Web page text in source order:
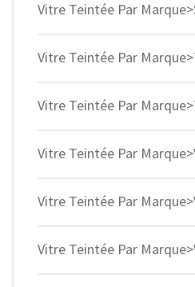
Vitre Teintée Par
Vitre Teintée Par
Vitre Teintée Par
Vitre Teintée Par
Vitre Teintée Par
Vitre Teintée Par